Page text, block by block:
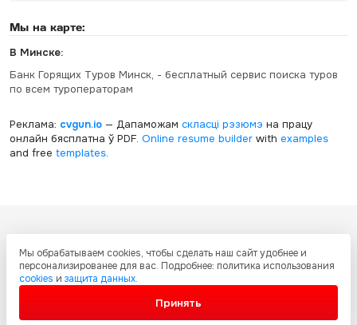
Мы на карте:
В Минске:
Банк Горящих Туров Минск, - бесплатный сервис поиска туров
по всем туроператорам
Реклама: cvgun.io— Дапаможам скласці рэзюмэ на працу
онлайн бясплатна ў PDF. Online resume builderwith examples
and free templates.
графическое содержание, структуру и оформление страниц защищены
международными соглашениями и законодательством Украины об
охране авторских прав и интеллектуальной собственности. Любое
копирование и распространение материалов сайта без письменного
Мы обрабатываем cookies, чтобы сделать наш сайт удобнее и
персонализированее для вас. Подробнее: политика использования
cookies и защита данных.
Принять